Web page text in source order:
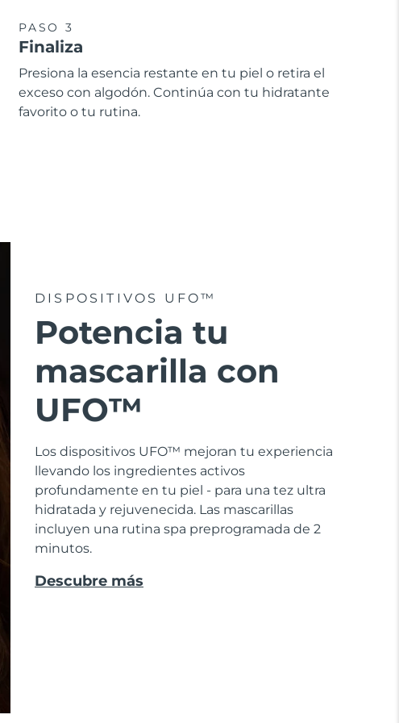
PASO 3
Finaliza
Presiona la esencia restante en tu piel o retira el
exceso con algodón. Continúa con tu hidratante
favorito o tu rutina.
DISPOSITIVOS UFO™
Potencia tu
mascarilla con
UFO™
Los dispositivos UFO™ mejoran tu experiencia
llevando los ingredientes activos
profundamente en tu piel - para una tez ultra
hidratada y rejuvenecida. Las mascarillas
incluyen una rutina spa preprogramada de 2
minutos.
Descubre más